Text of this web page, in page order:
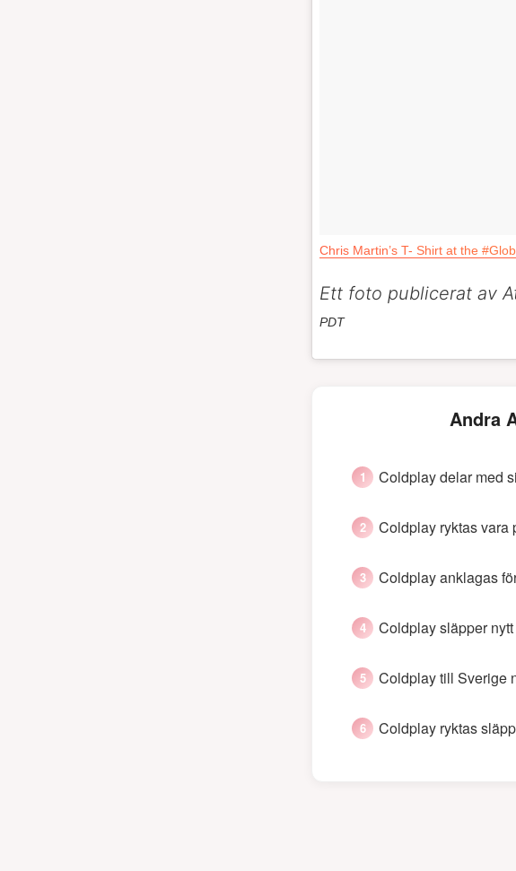
Chris Martin’s T- Shirt at the
Ett foto publicerat av
PDT
Andra
Coldplay delar med
Coldplay ryktas vara
Coldplay anklagas
Coldplay släpper
Coldplay till Sverige
Coldplay ryktas